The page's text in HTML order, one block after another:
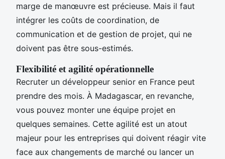
marge de manœuvre est précieuse. Mais il faut
intégrer les coûts de coordination, de
communication et de gestion de projet, qui ne
doivent pas être sous-estimés.
Flexibilité et agilité opérationnelle
Recruter un développeur senior en France peut
prendre des mois. À Madagascar, en revanche,
vous pouvez monter une équipe projet en
quelques semaines. Cette agilité est un atout
majeur pour les entreprises qui doivent réagir vite
face aux changements de marché ou lancer un